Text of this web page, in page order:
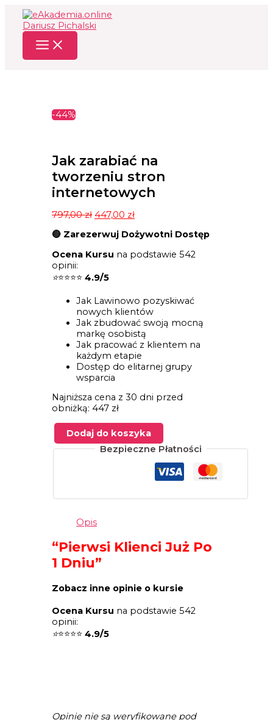
Przejdź
treści
-44%
Jak zarabiać na
tworzeniu stron
internetowych
797,00zł Pierwotna
wynosiła:
447,00 złAktualna
wynosi:
🔴 Zarezerwuj Dożywotni Dostęp
Ocena Kursu na podstawie 542
opinii:
⭐⭐⭐⭐⭐4.9/5
Jak Lawinowo pozyskiwać
nowych klientów
Jak zbudować swoją mocną
markę osobistą
Jak pracować z klientem na
każdym etapie
Dostęp do elitarnej grupy
wsparcia
Najniższa cena z 30 dni przed
obniżką: 447 zł
ilość
Jak
stron
Dodaj do koszyka
Bezpieczne Płatności
Opis
“Pierwsi Klienci Już Po
1 Dniu”
Zobacz inne opinie o kursie
Ocena Kursu na podstawie 542
opinii:
⭐⭐⭐⭐⭐4.9/5
Opinie nie są weryfikowane pod